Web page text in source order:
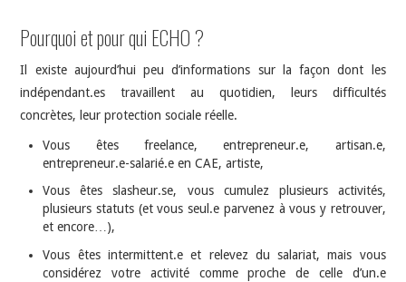
Pourquoi et pour qui ECHO ?
Il existe aujourd’hui peu d’informations sur la façon dont les
indépendant.es travaillent au quotidien, leurs difficultés
concrètes, leur protection sociale réelle.
Vous êtes freelance, entrepreneur.e, artisan.e,
entrepreneur.e-salarié.e en CAE, artiste,
Vous êtes slasheur.se, vous cumulez plusieurs activités,
plusieurs statuts (et vous seul.e parvenez à vous y retrouver,
et encore…),
Vous êtes intermittent.e et relevez du salariat, mais vous
considérez votre activité comme proche de celle d’un.e